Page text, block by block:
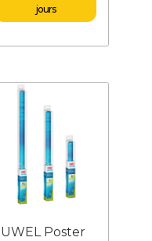
jours
Poster